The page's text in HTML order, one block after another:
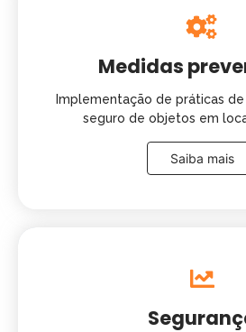
Medidas
Implementação de práticas
seguro de objetos em
Saiba mais